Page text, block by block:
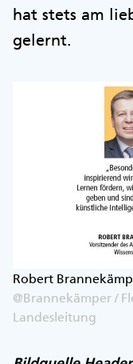
hat stets am
gelernt.
Robert
@Brannekämper /
Landesleitung